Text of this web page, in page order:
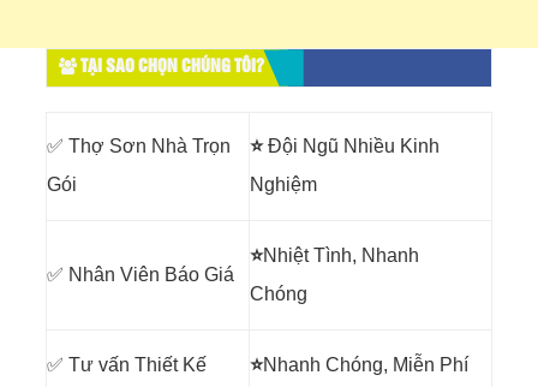
TẠI SAO CHỌN CHÚNG TÔI?
✅ Thợ Sơn Nhà Trọn
Gói
⭐Đội Ngũ Nhiều Kinh
Nghiệm
✅ Nhân Viên Báo Giá
⭐Nhiệt Tình, Nhanh
Chóng
✅ Tư vấn Thiết Kế ⭐Nhanh Chóng, Miễn Phí